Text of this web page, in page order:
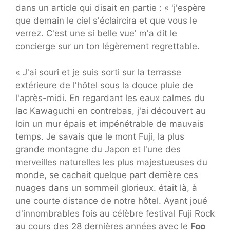
dans un article qui disait en partie : « 'j'espère
que demain le ciel s'éclaircira et que vous le
verrez. C'est une si belle vue' m'a dit le
concierge sur un ton légèrement regrettable.
« J'ai souri et je suis sorti sur la terrasse
extérieure de l'hôtel sous la douce pluie de
l'après-midi. En regardant les eaux calmes du
lac Kawaguchi en contrebas, j'ai découvert au
loin un mur épais et impénétrable de mauvais
temps. Je savais que le mont Fuji, la plus
grande montagne du Japon et l'une des
merveilles naturelles les plus majestueuses du
monde, se cachait quelque part derrière ces
nuages ​​dans un sommeil glorieux. était là, à
une courte distance de notre hôtel. Ayant joué
d'innombrables fois au célèbre festival Fuji Rock
au cours des 28 dernières années avec le Foo